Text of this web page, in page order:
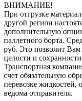
ВНИМАНИЕ!
При отгрузке
другой регион
дополнительную
паллетного борта.
руб. Это позволит Вам
целости и
Транспортная
счет обязательную
перевозке жидкостей,
ведома отправителя.